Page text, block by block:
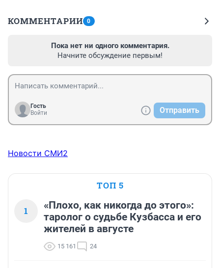
КОММЕНТАРИИ 0
Пока нет ни одного комментария.
Начните обсуждение первым!
Гость
Войти
Отправить
Новости СМИ2
ТОП 5
1
«Плохо, как никогда до этого»:
таролог о судьбе Кузбасса и его
жителей в августе
15 161 24